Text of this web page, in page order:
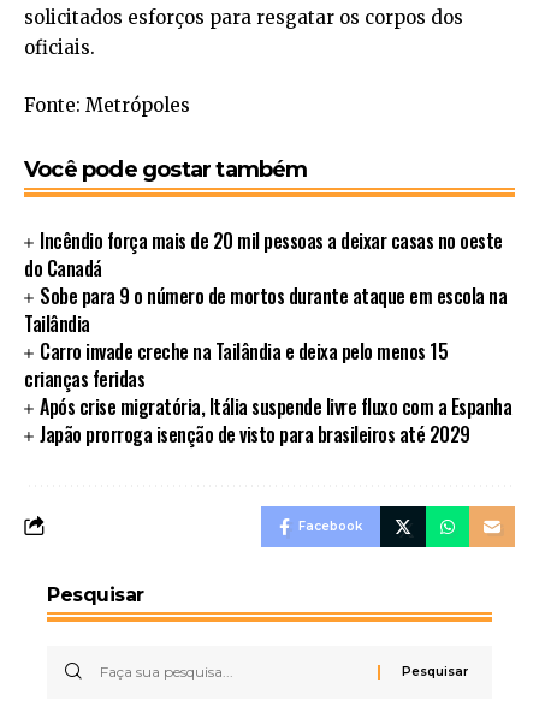
solicitados esforços para resgatar os corpos dos
oficiais.
Fonte: Metrópoles
Você pode gostar também
Incêndio força mais de 20 mil pessoas a deixar casas no oeste
do Canadá
Sobe para 9 o número de mortos durante ataque em escola na
Tailândia
Carro invade creche na Tailândia e deixa pelo menos 15
crianças feridas
Após crise migratória, Itália suspende livre fluxo com a Espanha
Japão prorroga isenção de visto para brasileiros até 2029
Facebook
Pesquisar